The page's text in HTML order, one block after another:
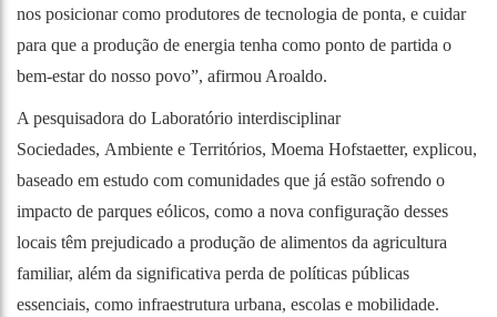
nos posicionar como produtores de tecnologia de ponta, e cuidar
para que a produção de energia tenha como ponto de partida o
bem-estar do nosso povo”, afirmou Aroaldo.
A pesquisadora do Laboratório interdisciplinar
Sociedades, Ambiente e Territórios, Moema Hofstaetter, explicou,
baseado em estudo com comunidades que já estão sofrendo o
impacto de parques eólicos, como a nova configuração desses
locais têm prejudicado a produção de alimentos da agricultura
familiar, além da significativa perda de políticas públicas
essenciais, como infraestrutura urbana, escolas e mobilidade.